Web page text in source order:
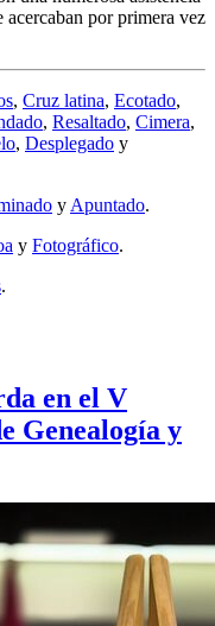
por primera vez
, Cruz latina, Ecotado,
, Resaltado, Cimera,
, Desplegado y
y Apuntado.
y Fotográfico.
.
en el V
Genealogía y